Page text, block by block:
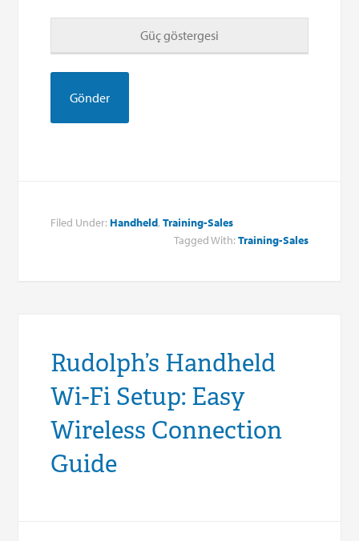
Güç göstergesi
Filed Under: Handheld,Training-Sales
Tagged With: Training-Sales
Rudolph’s Handheld
Wi-Fi Setup: Easy
Wireless Connection
Guide